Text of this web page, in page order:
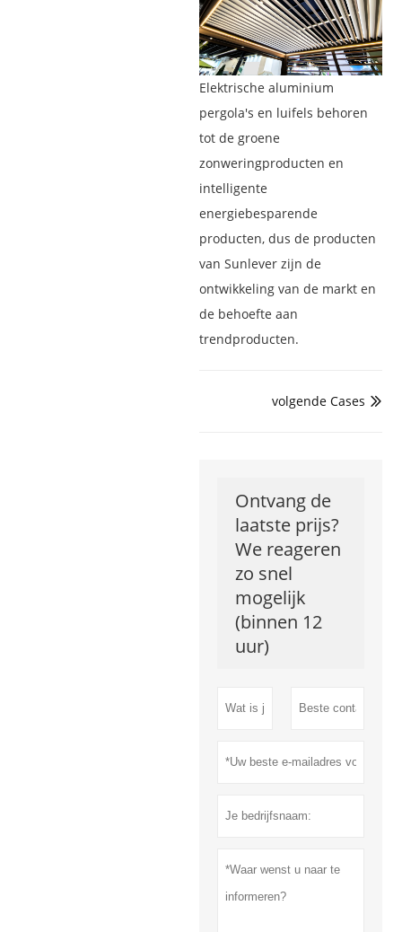
Elektrische aluminium
pergola's en luifels behoren
tot de groene
zonweringproducten en
intelligente
energiebesparende
producten, dus de producten
van Sunlever zijn de
ontwikkeling van de markt en
de behoefte aan
trendproducten.

volgende Cases
Ontvang de
laatste prijs?
We reageren
zo snel
mogelijk
(binnen 12
uur)